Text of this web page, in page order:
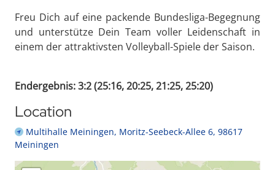
Freu Dich auf eine packende Bundesliga-Begegnung
und unterstütze Dein Team voller Leidenschaft in
einem der attraktivsten Volleyball-Spiele der Saison.
Endergebnis: 3:2 (25:16, 20:25, 21:25, 25:20)
Location
Multihalle Meiningen, Moritz-Seebeck-Allee 6, 98617
Meiningen